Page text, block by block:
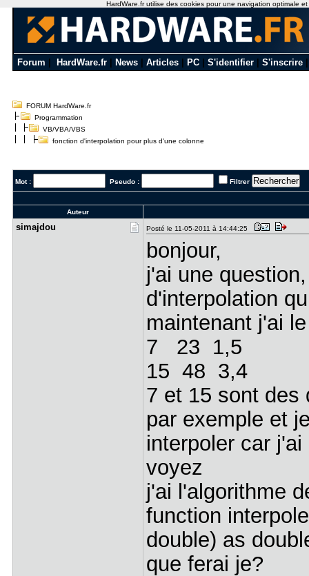
Forum HardWare.fr News Articles PC S'identifier S'inscrire
FORUM HardWare.fr
Programmation
VB/VBA/VBS
fonction d'interpolation pour plus d'une colonne
Mot : Pseudo : Filtrer
Auteur
simajdou Posté le 11-05-2011 à 14:44:25
bonjour,
j'ai une
d'interpolation
maintenant j'ai
7 23 1,5
15 48 3,4
7 et 15 sont des
par exemple et
interpoler car
voyez
j'ai l'algorithme
function
double) as
que ferai je?
HardWare.fr utilise des cookies pour une navigation optimale